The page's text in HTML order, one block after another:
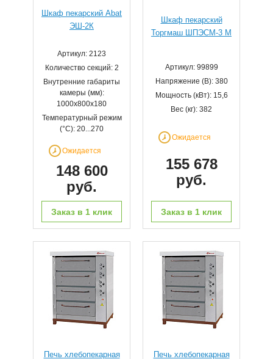
Шкаф пекарский Abat
ЭШ-2К
Артикул: 2123
Количество секций: 2
Внутренние габариты
камеры (мм):
1000x800x180
Температурный режим
(°С): 20...270
Ожидается
148 600
руб.
Заказ в 1 клик
Шкаф пекарский
Торгмаш ШПЭСМ-3 М
Артикул: 99899
Напряжение (В): 380
Мощность (кВт): 15,6
Вес (кг): 382
Ожидается
155 678
руб.
Заказ в 1 клик
Печь хлебопекарная
Печь хлебопекарная